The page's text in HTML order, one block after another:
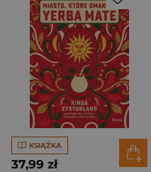
KSIĄŻKA
37,99 zł